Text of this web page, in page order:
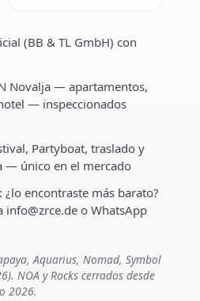
(BB & TL GmbH) con
Novalja — apartamentos,
— inspeccionados
Partyboat, traslado y
— único en el mercado
encontraste más barato?
o WhatsApp
Aquarius, Nomad, Symbol
NOA y Rocks cerrados desde
2026.